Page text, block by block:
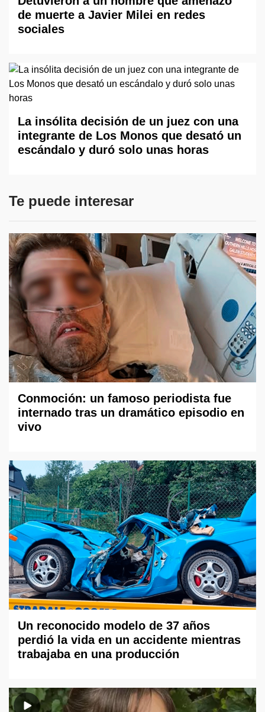
de muerte a Javier Milei en redes
sociales
La insólita decisión de un juez con una
integrante de Los Monos que desató un
escándalo y duró solo unas horas
Te puede interesar
Conmoción: un famoso periodista fue
internado tras un dramático episodio en
vivo
Un reconocido modelo de 37 años
perdió la vida en un accidente mientras
trabajaba en una producción